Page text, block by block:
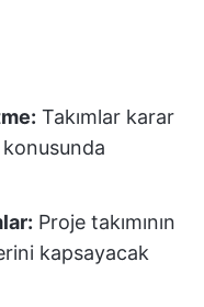
Takımlar karar
Proje takımının
kapsayacak